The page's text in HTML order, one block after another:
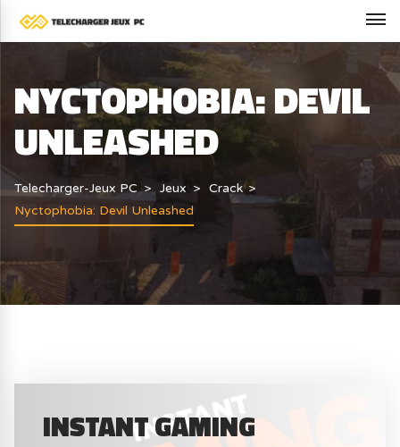
NYCTOPHOBIA: DEVIL
UNLEASHED
Telecharger-Jeux PC Jeux
Crack
Nyctophobia: Devil Unleashed
INSTANT GAMING